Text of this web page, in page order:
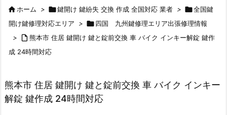
ホーム > 鍵開け 鍵紛失 交換 作成 全国対応 業者 > 全国鍵
開け鍵修理対応エリア
> 四国 九州鍵修理エリア出張修理情報
>  熊本市 住居 鍵開け 鍵と錠前交換 車 バイク インキー解錠 鍵作
成 24時間対応
熊本市 住居 鍵開け 鍵と錠前交換 車 バイク インキー
解錠 鍵作成 24時間対応